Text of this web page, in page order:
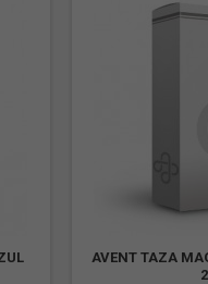
AVENT TAZA